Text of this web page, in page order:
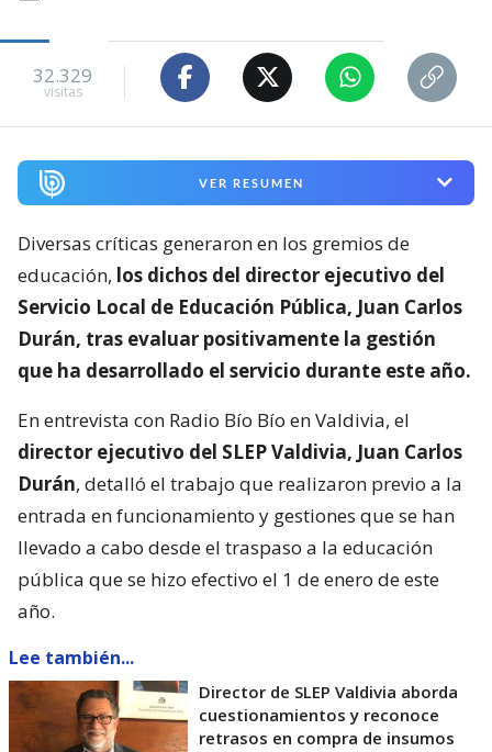
32.329
visitas
VER RESUMEN
Diversas críticas generaron en los gremios de
educación, los dichos del director ejecutivo del
Servicio Local de Educación Pública, Juan Carlos
Durán, tras evaluar positivamente la gestión
que ha desarrollado el servicio durante este año.
En entrevista con Radio Bío Bío en Valdivia, el
director ejecutivo del SLEP Valdivia, Juan Carlos
Durán, detalló el trabajo que realizaron previo a la
entrada en funcionamiento y gestiones que se han
llevado a cabo desde el traspaso a la educación
pública que se hizo efectivo el 1 de enero de este
año.
Lee también...
Director de SLEP Valdivia aborda
cuestionamientos y reconoce
retrasos en compra de insumos